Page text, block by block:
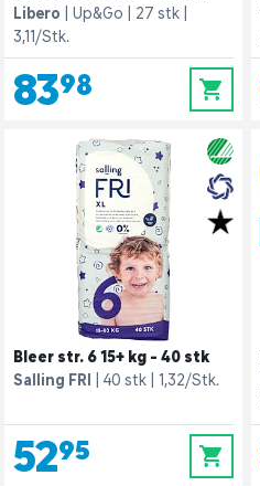
Libero
Up&Go
27 stk
3,11/Stk.
83,98 0
Bleer str. 6 15+ kg - 40 stk
Salling FRI
40 stk 1,32/Stk.
52,95 0